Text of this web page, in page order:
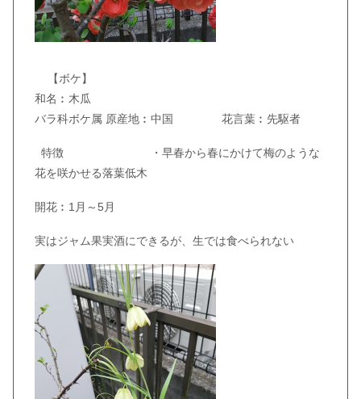
【ボケ】
和名︰木瓜
バラ科ボケ属 原産地︰中国 花言葉︰先駆者
特徴 ・早春から春にかけて梅のような
花を咲かせる落葉低木
開花︰1月～5月
実はジャム果実酒にできるが、生では食べられない